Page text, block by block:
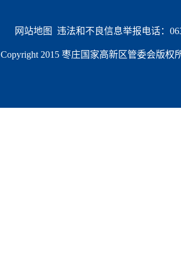
网站地图
违法和不良信息举报电话：
Copyright 2015 枣庄国家高新区管委会版权